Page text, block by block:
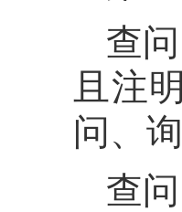
查
且注
问、
查